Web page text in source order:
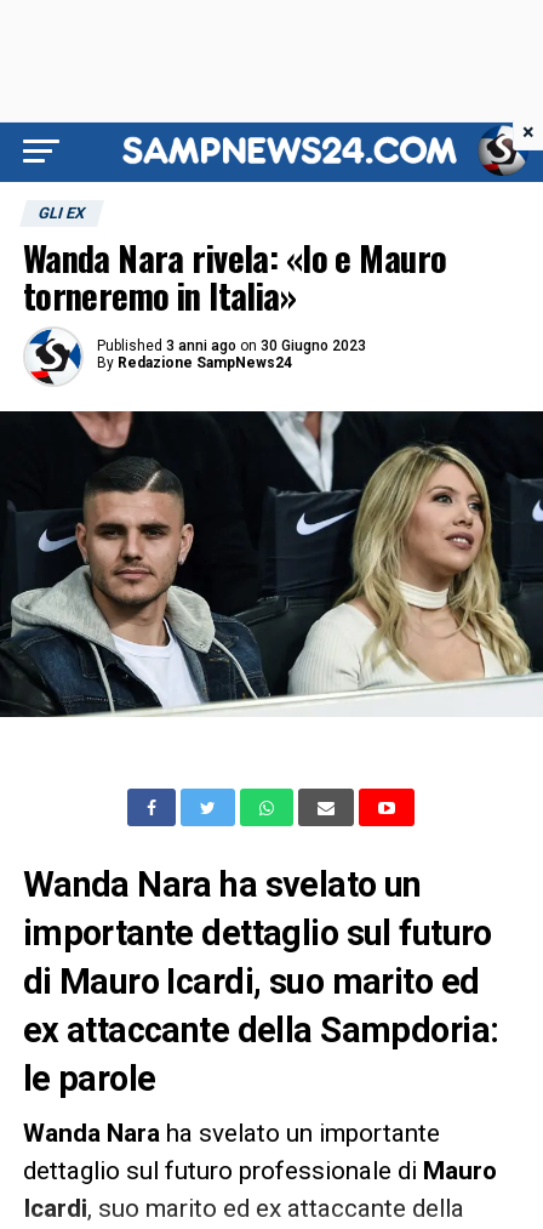
GLI EX
Wanda Nara rivela: «Io e Mauro
torneremo in Italia»
Published 3 anni ago on 30 Giugno 2023
By Redazione SampNews24
Wanda Nara ha svelato un
importante dettaglio sul futuro
di Mauro Icardi, suo marito ed
ex attaccante della Sampdoria:
le parole
Wanda Naraha svelato un importante
dettaglio sul futuro professionale di Mauro
Icardi, suo marito ed ex attaccante della
×